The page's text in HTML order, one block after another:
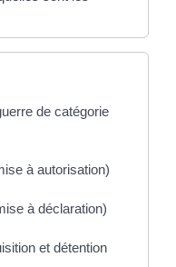
de catégorie
à autorisation)
à déclaration)
et détention